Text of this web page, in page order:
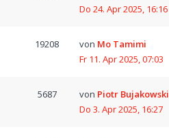
Do 24. Apr 2025, 16:16
19208 von Mo Tamimi
Fr 11. Apr 2025, 07:03
5687 von Piotr Bujakowski
Do 3. Apr 2025, 16:27